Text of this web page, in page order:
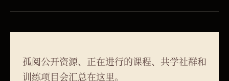
孤阅公开资源、正在进行的课程、共学社群和
训练项目会汇总在这里。